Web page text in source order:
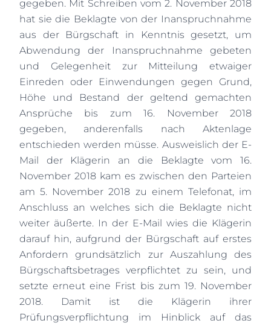
gegeben. Mit Schreiben vom 2. November 2018
hat sie die Beklagte von der Inanspruchnahme
aus der Bürgschaft in Kenntnis gesetzt, um
Abwendung der Inanspruchnahme gebeten
und Gelegenheit zur Mitteilung etwaiger
Einreden oder Einwendungen gegen Grund,
Höhe und Bestand der geltend gemachten
Ansprüche bis zum 16. November 2018
gegeben, anderenfalls nach Aktenlage
entschieden werden müsse. Ausweislich der E-
Mail der Klägerin an die Beklagte vom 16.
November 2018 kam es zwischen den Parteien
am 5. November 2018 zu einem Telefonat, im
Anschluss an welches sich die Beklagte nicht
weiter äußerte. In der E-Mail wies die Klägerin
darauf hin, aufgrund der Bürgschaft auf erstes
Anfordern grundsätzlich zur Auszahlung des
Bürgschaftsbetrages verpflichtet zu sein, und
setzte erneut eine Frist bis zum 19. November
2018. Damit ist die Klägerin ihrer
Prüfungsverpflichtung im Hinblick auf das